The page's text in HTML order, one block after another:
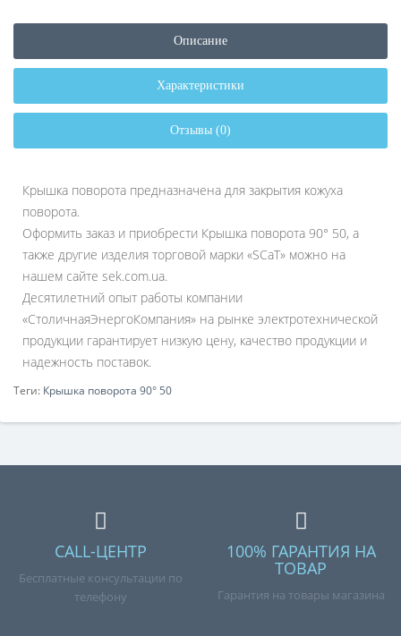
Описание
Характеристики
Отзывы (0)
Крышка поворота предназначена для закрытия кожуха
поворота.
Оформить заказ и приобрести Крышка поворота 90° 50, а
также другие изделия торговой марки «SCaT» можно на
нашем сайте sek.com.ua.
Десятилетний опыт работы компании
«СтоличнаяЭнергоКомпания» на рынке электротехнической
продукции гарантирует низкую цену, качество продукции и
надежность поставок.
Теги: Крышка поворота 90° 50
CALL-ЦЕНТР
Бесплатные консультации по
телефону
100% ГАРАНТИЯ НА
ТОВАР
Гарантия на товары магазина